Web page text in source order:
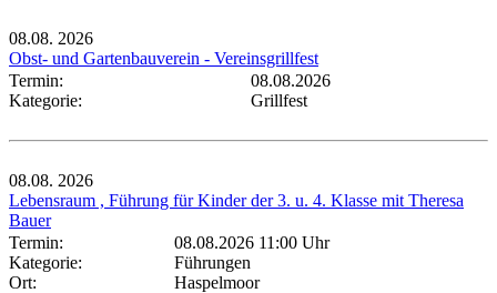
08.08. 2026
Obst- und Gartenbauverein - Vereinsgrillfest
Termin:
08.08.2026
Kategorie:
Grillfest
08.08. 2026
Lebensraum , Führung für Kinder der 3. u. 4. Klasse mit Theresa
Bauer
Termin:
08.08.2026 11:00 Uhr
Kategorie:
Führungen
Ort:
Haspelmoor